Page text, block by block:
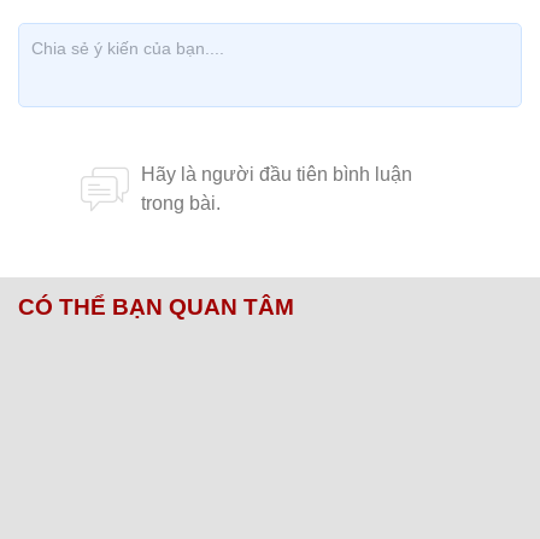
CÓ THỂ BẠN QUAN TÂM